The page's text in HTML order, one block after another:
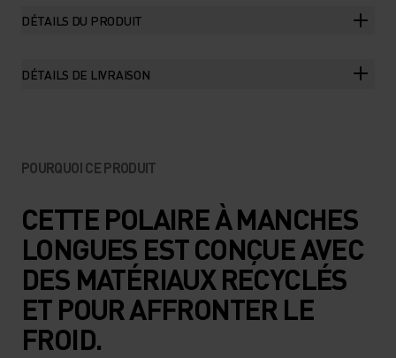
DÉTAILS DU PRODUIT
DÉTAILS DE LIVRAISON
POURQUOI CE PRODUIT
CETTE POLAIRE À MANCHES
LONGUES EST CONÇUE AVEC
DES MATÉRIAUX RECYCLÉS
ET POUR AFFRONTER LE
FROID.